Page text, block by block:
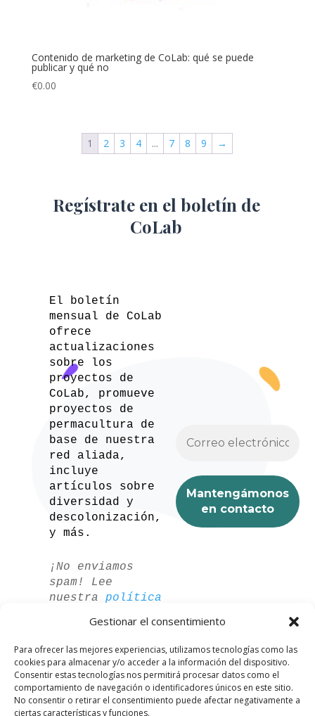
Gestionar el consentimiento
Para ofrecer las mejores experiencias, utilizamos tecnologías como las
cookies para almacenar y/o acceder a la información del dispositivo.
Consentir estas tecnologías nos permitirá procesar datos como el
comportamiento de navegación o identificadores únicos en este sitio.
No consentir o retirar el consentimiento puede afectar negativamente a
ciertas características y funciones.
Contenido de marketing de CoLab: qué se puede
publicar y qué no
€0.00
1 2 3 4 ... 7 8 9 →
Regístrate en el boletín de
CoLab
El boletín
mensual de CoLab
ofrece
actualizaciones
sobre los
proyectos de
CoLab, promueve
proyectos de
permacultura de
base de nuestra
red aliada,
incluye
artículos sobre
diversidad y
descolonización,
y más.
¡No enviamos
spam! Lee
nuestra política
para más
información.